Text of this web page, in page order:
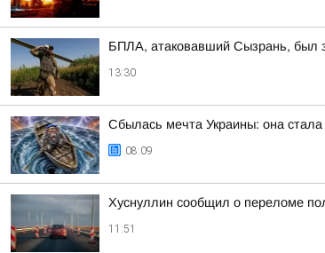
БПЛА, атаковавший Сызрань, был
13:30
Сбылась мечта Украины: она
08:09
Хуснуллин сообщил о переломе
11:51